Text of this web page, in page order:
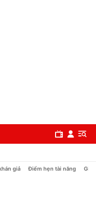
giả Điểm hẹn tài năng Giải